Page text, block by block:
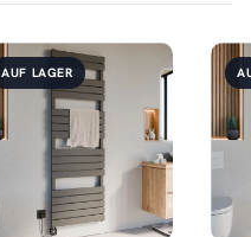
AUF LAGER